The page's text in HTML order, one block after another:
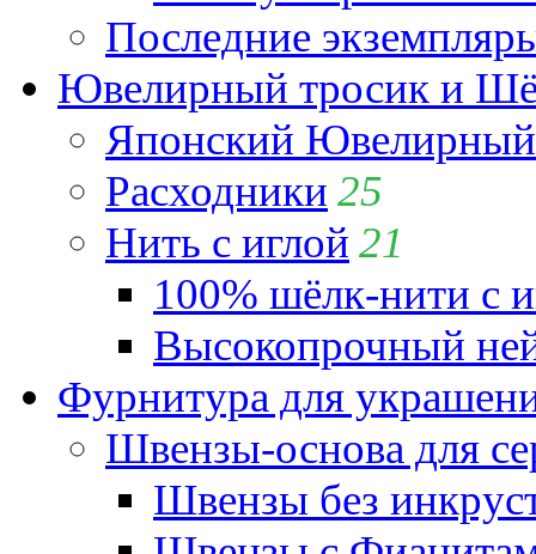
Последние
Ювелирный тросик и
Японский
Расходники 25
Нить с иглой 21
100% шёлк-нити с
Высокопрочный
Фурнитура для
Швензы-основа для
Швензы без